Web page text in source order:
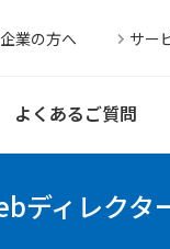
よくあるご質問
企業の方へ サー
ディレクタ